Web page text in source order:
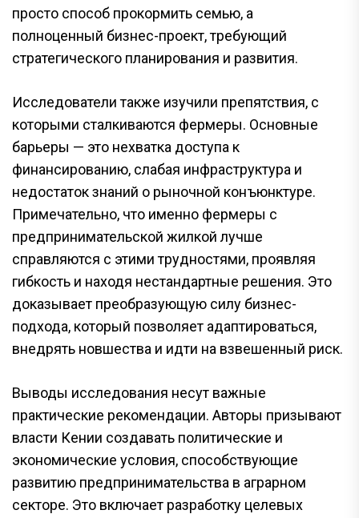
просто способ прокормить семью, а
полноценный бизнес-проект, требующий
стратегического планирования и развития.
Исследователи также изучили препятствия, с
которыми сталкиваются фермеры. Основные
барьеры — это нехватка доступа к
финансированию, слабая инфраструктура и
недостаток знаний о рыночной конъюнктуре.
Примечательно, что именно фермеры с
предпринимательской жилкой лучше
справляются с этими трудностями, проявляя
гибкость и находя нестандартные решения. Это
доказывает преобразующую силу бизнес-
подхода, который позволяет адаптироваться,
внедрять новшества и идти на взвешенный риск.
Выводы исследования несут важные
практические рекомендации. Авторы призывают
власти Кении создавать политические и
экономические условия, способствующие
развитию предпринимательства в аграрном
секторе. Это включает разработку целевых